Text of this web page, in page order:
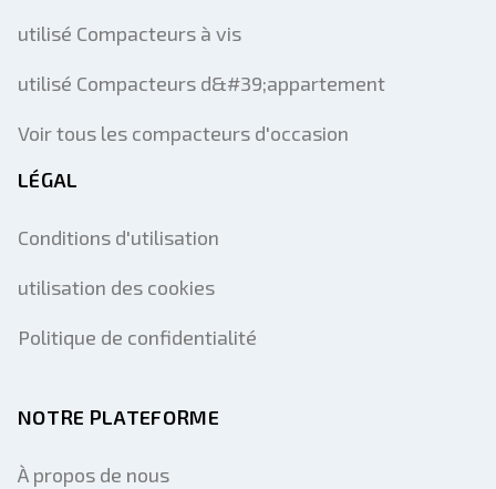
utilisé Compacteurs à vis
utilisé Compacteurs d&#39;appartement
Voir tous les compacteurs d'occasion
LÉGAL
Conditions d'utilisation
utilisation des cookies
Politique de confidentialité
NOTRE PLATEFORME
À propos de nous